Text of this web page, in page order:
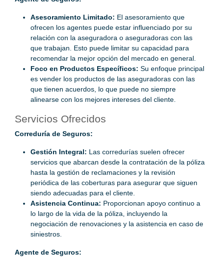
Asesoramiento Limitado: El asesoramiento que
ofrecen los agentes puede estar influenciado por su
relación con la aseguradora o aseguradoras con las
que trabajan. Esto puede limitar su capacidad para
recomendar la mejor opción del mercado en general.
Foco en Productos Específicos: Su enfoque principal
es vender los productos de las aseguradoras con las
que tienen acuerdos, lo que puede no siempre
alinearse con los mejores intereses del cliente.
Servicios Ofrecidos
Correduría de Seguros:
Gestión Integral: Las corredurías suelen ofrecer
servicios que abarcan desde la contratación de la póliza
hasta la gestión de reclamaciones y la revisión
periódica de las coberturas para asegurar que siguen
siendo adecuadas para el cliente.
Asistencia Continua: Proporcionan apoyo continuo a
lo largo de la vida de la póliza, incluyendo la
negociación de renovaciones y la asistencia en caso de
siniestros.
Agente de Seguros: